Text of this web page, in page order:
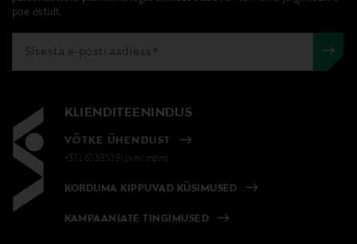
poe ostult.
KLIENDITEENINDUS
VÕTKE ÜHENDUST
+372 6339539(pvm/mpm)
KORDUMA KIPPUVAD KÜSIMUSED
KAMPAANIATE TINGIMUSED